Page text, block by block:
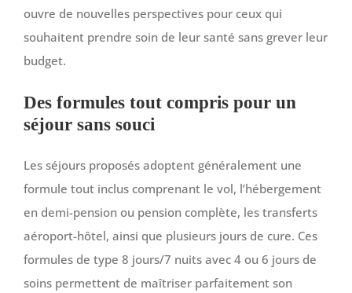
ouvre de nouvelles perspectives pour ceux qui
souhaitent prendre soin de leur santé sans grever leur
budget.
Des formules tout compris pour un
séjour sans souci
Les séjours proposés adoptent généralement une
formule tout inclus comprenant le vol, l’hébergement
en demi-pension ou pension complète, les transferts
aéroport-hôtel, ainsi que plusieurs jours de cure. Ces
formules de type 8 jours/7 nuits avec 4 ou 6 jours de
soins permettent de maîtriser parfaitement son